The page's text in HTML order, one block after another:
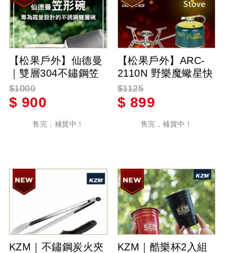
【松果戶外】仙德曼
｜雙層304不鏽鋼笠
形碗 4入/組 附網袋
粉噴塗層 附收納袋
黑色/綠色/沙色
$1000
$ 900
售完，補貨中！
【松果戶外】ARC-
2110N 野樂魔蠍星快
速爐 蜘蛛爐 露營瓦
斯爐
$1125
$ 899
售完，補貨中！
KZM｜不鏽鋼炭火夾
KZM｜酷樂杯2入組